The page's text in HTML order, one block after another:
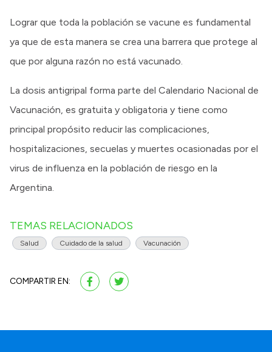
Lograr que toda la población se vacune es fundamental
ya que de esta manera se crea una barrera que protege al
que por alguna razón no está vacunado.
La dosis antigripal forma parte del Calendario Nacional de
Vacunación, es gratuita y obligatoria y tiene como
principal propósito reducir las complicaciones,
hospitalizaciones, secuelas y muertes ocasionadas por el
virus de influenza en la población de riesgo en la
Argentina.
TEMAS RELACIONADOS
Salud Cuidado de la salud Vacunación
COMPARTIR EN: